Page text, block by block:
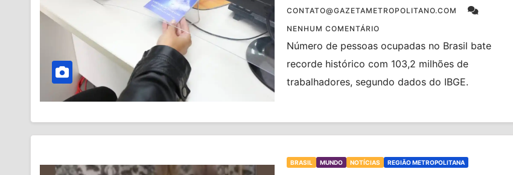
CONTATO@GAZETAMETROPOLITANO.COM
NENHUM COMENTÁRIO
Número de pessoas ocupadas no Brasil bate
recorde histórico com 103,2 milhões de
trabalhadores, segundo dados do IBGE.
BRASIL MUNDO NOTÍCIAS REGIÃO METROPOLITANA